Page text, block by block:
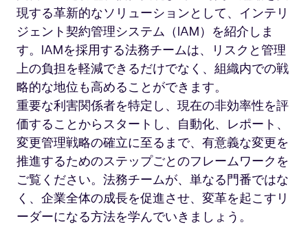
現する革新的なソリューションとして、インテリ
ジェント契約管理システム（IAM）を紹介しま
す。IAMを採用する法務チームは、リスクと管理
上の負担を軽減できるだけでなく、組織内での戦
略的な地位も高めることができます。
重要な利害関係者を特定し、現在の非効率性を評
価することからスタートし、自動化、レポート、
変更管理戦略の確立に至るまで、有意義な変更を
推進するためのステップごとのフレームワークを
ご覧ください。法務チームが、単なる門番ではな
く、企業全体の成長を促進させ、変革を起こすリ
ーダーになる方法を学んでいきましょう。